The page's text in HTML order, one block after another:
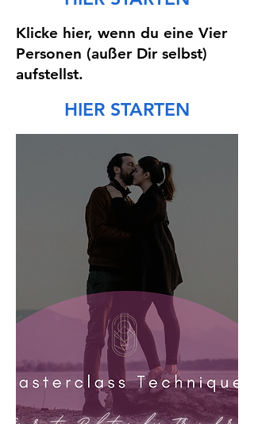
Klicke hier, wenn du eine Vier
Personen (außer Dir selbst)
aufstellst.
HIER STARTEN